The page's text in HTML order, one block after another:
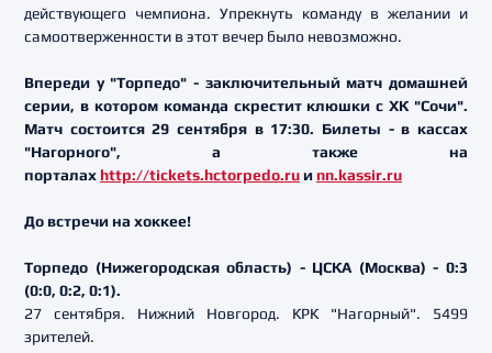
действующего чемпиона. Упрекнуть команду в желании и
самоотверженности в этот вечер было невозможно.
Впереди у "Торпедо" - заключительный матч домашней
серии, в котором команда скрестит клюшки с ХК "Сочи".
Матч состоится 29 сентября в 17:30. Билеты - в кассах
"Нагорного", а также на
порталахhttp://tickets.hctorpedo.ruиnn.kassir.ru
До встречи на хоккее!
Торпедо (Нижегородская область) - ЦСКА (Москва) - 0:3
(0:0, 0:2, 0:1).
27 сентября. Нижний Новгород. КРК "Нагорный". 5499
зрителей.